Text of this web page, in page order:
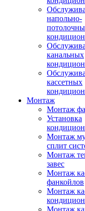
напольно-
канальных
кассетных
Монтаж
Монтаж
Установка
Монтаж
сплит
Монтаж
завес
Монтаж
фанкойлов
Монтаж
Монтаж